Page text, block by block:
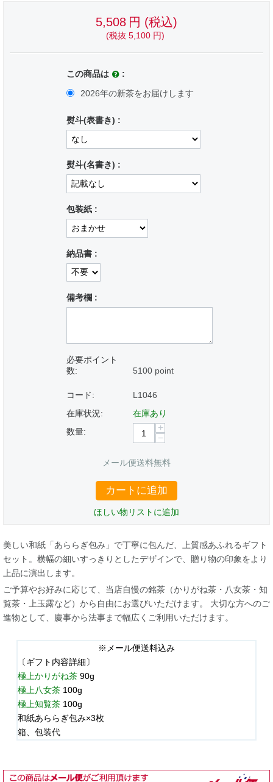
5,508 円 (税込)
(税抜 5,100 円)
この商品は
:
2026年の新茶をお届けします
熨斗(表書き) :
熨斗(名書き) :
包装紙 :
納品書 :
備考欄 :
必要ポイント
数:
5100 point
コード:
L1046
在庫状況:
在庫あり
数量:
+
−
メール便送料無料
カートに追加
ほしい物リストに追加
美しい和紙「あららぎ包み」で丁寧に包んだ、上質感あふれるギフト
セット。横幅の細いすっきりとしたデザインで、贈り物の印象をより
上品に演出します。
ご予算やお好みに応じて、当店自慢の銘茶（かりがね茶・八女茶・知
覧茶・上玉露など）から自由にお選びいただけます。 大切な方へのご
進物として、慶事から法事まで幅広くご利用いただけます。
※メール便送料込み
〔ギフト内容詳細〕
極上かりがね茶 90g
極上八女茶 100g
極上知覧茶 100g
和紙あららぎ包み×3枚
箱、包装代